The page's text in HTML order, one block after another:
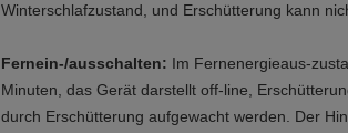
Winterschlafzustand, und Erschütterung kann
Fernein-/ausschalten: Im Fernenergieaus-
Minuten, das Gerät darstellt off-line,
durch Erschütterung aufgewacht werden. Der